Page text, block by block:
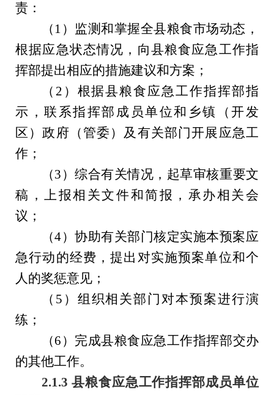
责：
（ 1 ）监测和掌握全县粮食市场动态，
根据应急状态情况，向县粮食应急工作指
挥部提出相应的措施建议和方案；
（ 2 ）根据县粮食应急工作指挥部指
示，联系指挥部成员单位和 乡镇（开发
区）政府（管委）及有关部门开展应急工
作；
（3 ）综合有关情况，起草审核重要文
稿，上报相关文件和简报， 承办相关会
议 ；
（4）协助有关部门核定实施本预案应
急行动的经费，提出对实施预案单位和个
人的奖惩意见 ；
（ 5 ） 组织相关部门对本预案进行演
练；
（6 ） 完成县粮食应急工作指挥部交办
的其他工作。
2.1.3 县粮食应急工作指挥部成员单位